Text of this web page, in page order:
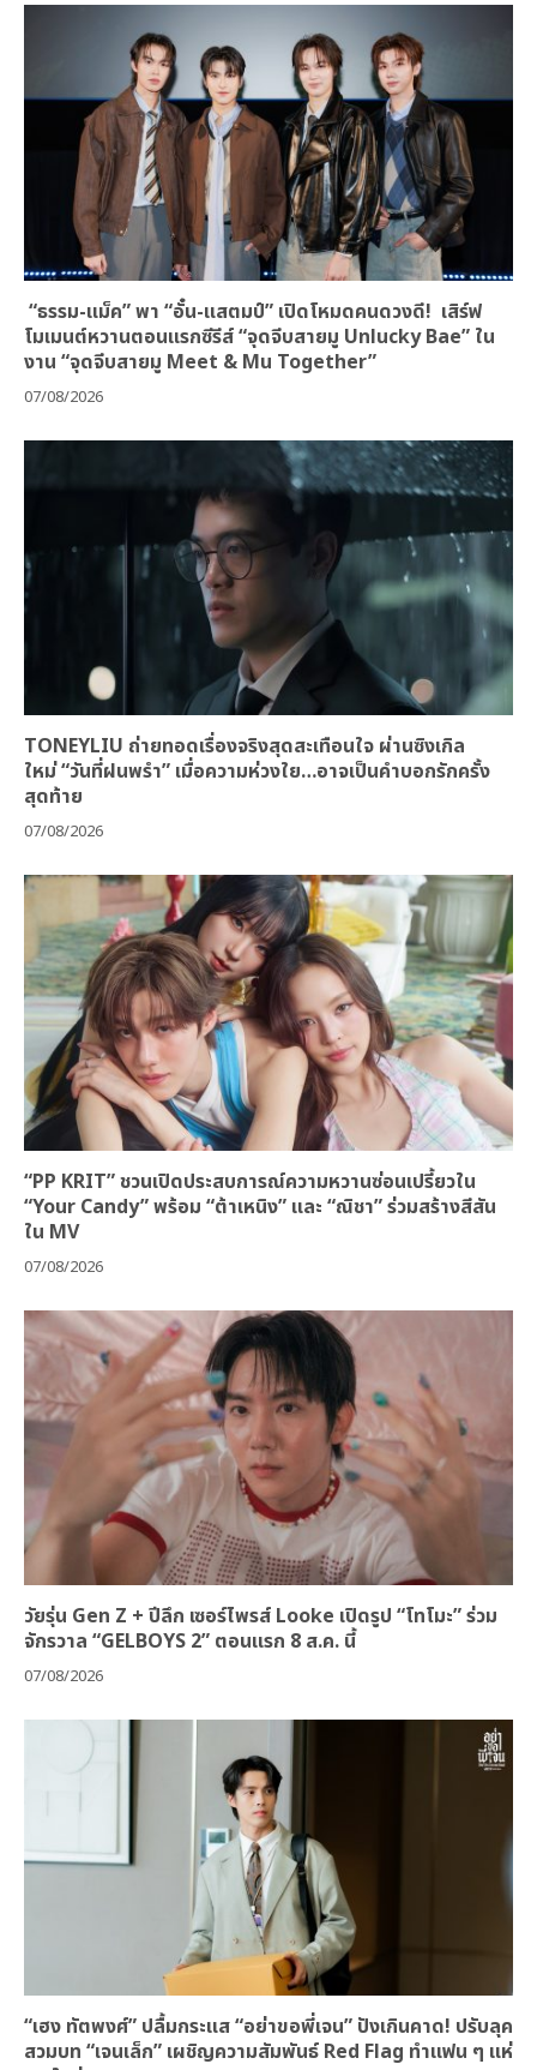
“ธรรม-แม็ค” พา “อั๋น-แสตมป์” เปิดโหมดคนดวงดี! เสิร์ฟ
โมเมนต์หวานตอนแรกซีรีส์ “จุดจีบสายมู Unlucky Bae” ใน
งาน “จุดจีบสายมู Meet & Mu Together”
07/08/2026
TONEYLIU ถ่ายทอดเรื่องจริงสุดสะเทือนใจ ผ่านซิงเกิล
ใหม่ “วันที่ฝนพรำ” เมื่อความห่วงใย…อาจเป็นคำบอกรักครั้ง
สุดท้าย
07/08/2026
“PP KRIT” ชวนเปิดประสบการณ์ความหวานซ่อนเปรี้ยวใน
“Your Candy” พร้อม “ต้าเหนิง” และ “ณิชา” ร่วมสร้างสีสัน
ใน MV
07/08/2026
วัยรุ่น Gen Z + ปีลึก เซอร์ไพรส์ Looke เปิดรูป “โทโมะ” ร่วม
จักรวาล “GELBOYS 2” ตอนแรก 8 ส.ค. นี้
07/08/2026
“เฮง ทัตพงศ์” ปลื้มกระแส “อย่าขอพี่เจน” ปังเกินคาด! ปรับลุค
สวมบท “เจนเล็ก” เผชิญความสัมพันธ์ Red Flag ทำแฟน ๆ แห่